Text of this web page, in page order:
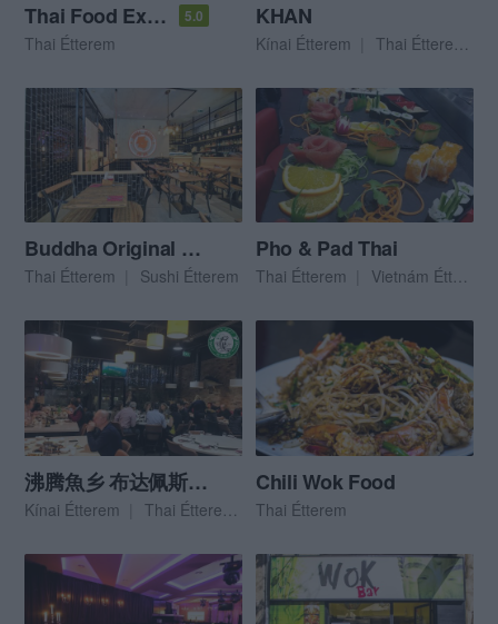
Thai Food Express 5.0
Thai Étterem
KHAN
Kínai Étterem Thai Étterem
Buddha Original Thai Wok & Sushi Bar
Thai Étterem Sushi Étterem
Pho & Pad Thai
Thai Étterem Vietnám Étterem
沸腾魚乡 布达佩斯 Spicy Fish Budapest
Kínai Étterem Thai Étterem Ázsiai Étterem
Chili Wok Food
Thai Étterem